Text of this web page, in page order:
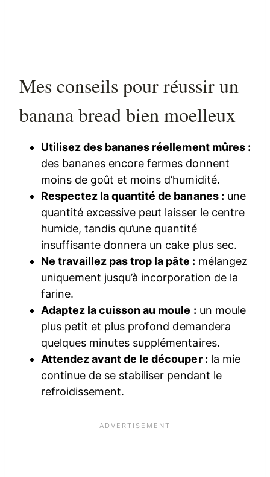
Mes conseils pour réussir un
banana bread bien moelleux
Utilisez des bananes réellement mûres :
des bananes encore fermes donnent
moins de goût et moins d’humidité.
Respectez la quantité de bananes : une
quantité excessive peut laisser le centre
humide, tandis qu’une quantité
insuffisante donnera un cake plus sec.
Ne travaillez pas trop la pâte : mélangez
uniquement jusqu’à incorporation de la
farine.
Adaptez la cuisson au moule : un moule
plus petit et plus profond demandera
quelques minutes supplémentaires.
Attendez avant de le découper : la mie
continue de se stabiliser pendant le
refroidissement.